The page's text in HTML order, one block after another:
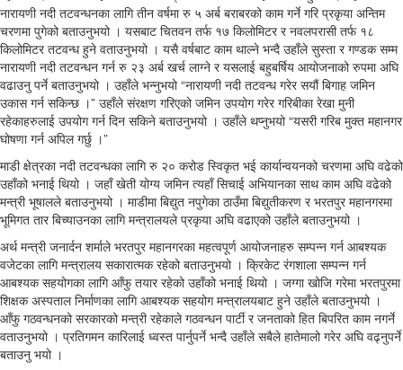
नारायणी नदी तटवन्धनका लागि तीन वर्षमा रु ५ अर्ब बराबरको काम गर्ने गरि प्रकृया अन्तिम
चरणमा पुगेको बताउनुभयो । यसबाट चितवन तर्फ १७ किलोमिटर र नवलपरासी तर्फ १८
किलोमिटर तटवन्ध हुने वताउनुभयो । यसै वर्षबाट काम थाल्ने भन्दै उहाँले सुस्ता र गण्डक सम्म
नारायणी नदी तटवन्धन गर्न रु २३ अर्ब खर्च लाग्ने र यसलाई बहुबर्षिय आयोजनाको रुपमा अघि
वढाउनु पर्ने बताउनुभयो । उहाँले भन्नुभयो “नारायणी नदी तटवन्ध गरेर सयौं बिगाह जमिन
उकास गर्न सकिन्छ ।” उहाँले संरक्षण गरिएको जमिन उपयोग गरेर गरिबीका रेखा मुनी
रहेकाहरुलाई उपयोग गर्न दिन सकिने बताउनुभयो । उहाँले थप्नुभयो “यसरी गरिब मुक्त महानगर
घोषणा गर्न अपिल गर्छु ।”
माडी क्षेत्रका नदी तटवन्धका लागि रु २० करोड स्विकृत भई कार्यान्वयनको चरणमा अघि वढेको
उहाँको भनाई थियो । जहाँ खेती योग्य जमिन त्यहाँ सिचाई अभियानका साथ काम अघि वढेको
मन्त्री भूषालले बताउनुभयो । माडीमा बिद्युत नपुगेका ठाउँमा बिद्युतीकरण र भरतपुर महानगरमा
भूमिगत तार बिच्याउनका लागि मन्त्रालयले प्रकृया अघि वढाएको उहाँले बताउनुभयो ।
अर्थ मन्त्री जनार्दन शर्माले भरतपुर महानगरका महत्वपूर्ण आयोजनाहरु सम्पन्न गर्न आबश्यक
वजेटका लागि मन्त्रालय सकारात्मक रहेको बताउनुभयो । क्रिकेट रंगशाला सम्पन्न गर्न
आबश्यक सहयोगका लागि आँफु तयार रहेको उहाँको भनाई थियो । जग्गा खोजि गरेमा भरतपुरमा
शिक्षक अस्पताल निर्माणका लागि आबश्यक सहयोग मन्त्रालयबाट हुने उहाँले बताउनुभयो ।
आँफु गठवन्धनको सरकारको मन्त्री रहेकाले गठवन्धन पार्टी र जनताको हित बिपरित काम नगर्ने
वताउनुभयो । प्रतिगमन कारिलाई ध्वस्त पार्नुपर्ने भन्दै उहाँले सबैले हातेमालो गरेर अघि वढ्नुपर्ने
बताउनु भयो ।